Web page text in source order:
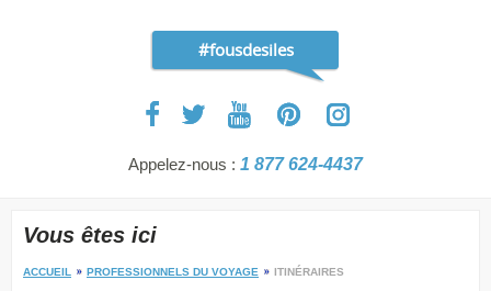
#fousdesiles
Appelez-nous : 1 877 624-4437
Vous êtes ici
ACCUEIL PROFESSIONNELS DU VOYAGE ITINÉRAIRES